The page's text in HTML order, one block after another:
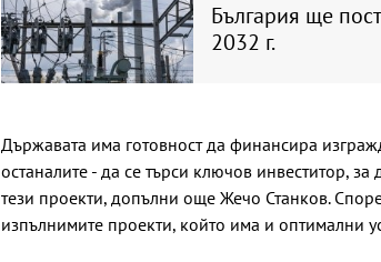
България ще
2032 г.
Държавата има готовност да финансира
останалите - да се търси ключов инвеститор,
тези проекти, допълни още Жечо Станков.
изпълнимите проекти, който има и оптимални